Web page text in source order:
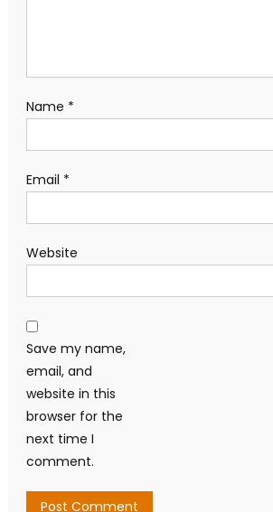
Name *
Email *
Website
Save my name,
email, and
website in this
browser for the
next time I
comment.